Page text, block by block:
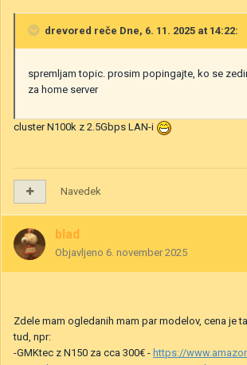
drevored reče Dne, 6. 11. 2025 at 14:22:
spremljam topic. prosim popingajte, ko se
za home server
cluster N100k z 2.5Gbps LAN-i
Navedek
blad
Objavljeno 6. november 2025
Zdele mam ogledanih mam par modelov, cena je
tud, npr:
-GMKtec z N150 za cca 300€ - https://